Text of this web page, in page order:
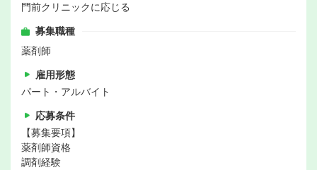
門前クリニックに応じる
募集職種
薬剤師
雇用形態
パート・アルバイト
応募条件
【募集要項】
薬剤師資格
調剤経験